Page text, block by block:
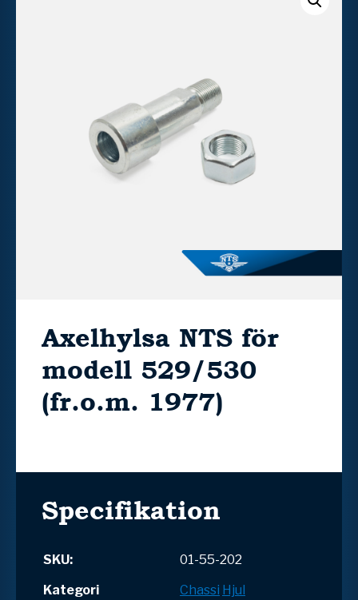
Axelhylsa NTS för
modell 529/530
(fr.o.m. 1977)
Specifikation
SKU:
01-55-202
Kategori
Chassi Hjul